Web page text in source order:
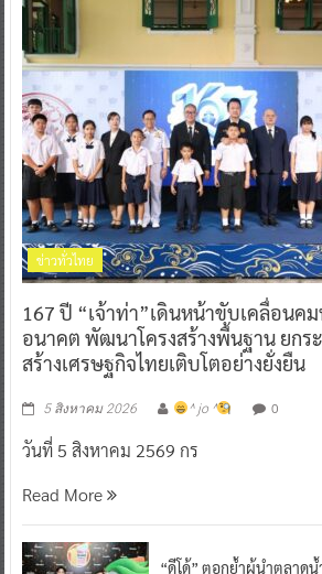
ข่าวทั่วไทย
167 ปี “เจ้าท่า”เดินหน้าขับเคลื่อนค
อนาคต พัฒนาโครงสร้างพื้นฐาน ยก
สร้างเศรษฐกิจไทยเติบโตอย่างยั่งยืน
5 สิงหาคม 2026 ^ jo ^ 0
วันที่ 5 สิงหาคม 2569 กร
Read More
“ดีโด้” ตอกย้ำผู้นำตลาด